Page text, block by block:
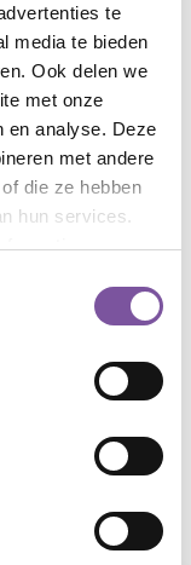
te
media te bieden
Ook delen we
met onze
en analyse. Deze
met andere
die ze hebben
hun services.
van